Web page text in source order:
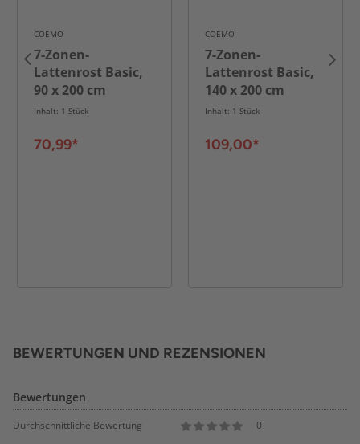
COEMO
7-Zonen-
Lattenrost Basic,
90 x 200 cm
Inhalt: 1 Stück
70,99*
COEMO
7-Zonen-
Lattenrost Basic,
140 x 200 cm
Inhalt: 1 Stück
109,00*
BEWERTUNGEN UND REZENSIONEN
Bewertungen
Durchschnittliche Bewertung 0